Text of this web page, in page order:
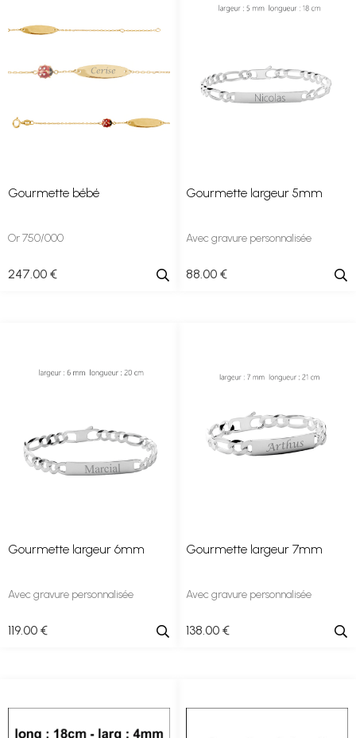
Gourmette bébé
Or 750/000
247.00 €
Gourmette largeur 5mm
Avec gravure personnalisée
88.00 €
Gourmette largeur 6mm
Avec gravure personnalisée
119.00 €
Gourmette largeur 7mm
Avec gravure personnalisée
138.00 €